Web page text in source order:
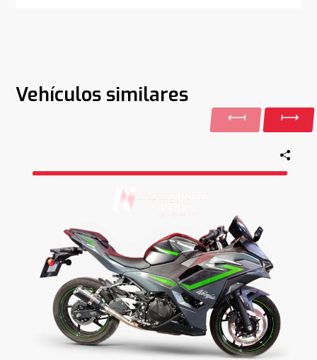
Vehículos similares